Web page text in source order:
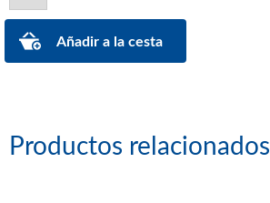
Productos relacionados